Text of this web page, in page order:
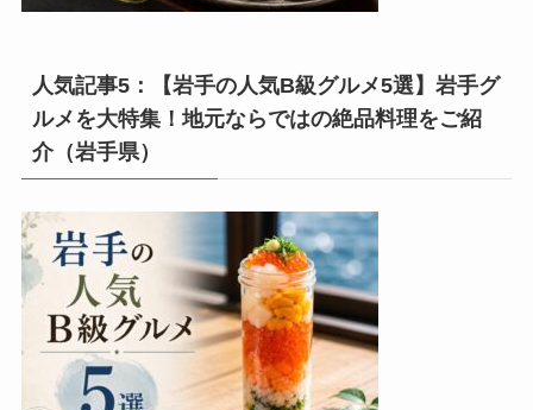
人気記事5：【岩手の人気B級グルメ5選】岩手グ
ルメを大特集！地元ならではの絶品料理をご紹
介（岩手県）